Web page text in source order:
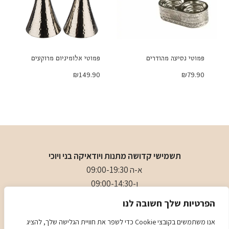
הפרטיות שלך חשובה לנו
אנו משתמשים בקובצי Cookie כדי לשפר את חוויית הגלישה שלך, להציג
פמוטי נסיעה מהודרים
₪79.90
פמוטי אלומיניום מרוקעים
₪149.90
תשמישי קדושה מתנות ויודאיקה בני ויוכי
א-ה 09:00-19:30
ו-09:00-14:30
- 0509501282
: כיכר המייסדים 4 ראשון לציון (ליד הבית כנסת הגדול)